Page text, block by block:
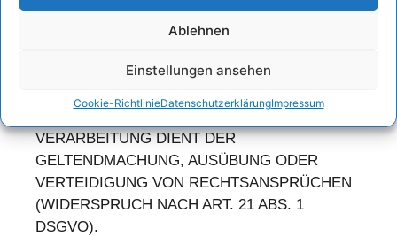
Ablehnen
Einstellungen ansehen
Cookie-RichtlinieDatenschutzerklärungImpressum
VERARBEITEN, ES SEI DENN, WIR KÖNNEN
FÜR DIE VERARBEITUNG NACHWEISEN, DIE
VERARBEITUNG DIENT DER
GELTENDMACHUNG, AUSÜBUNG ODER
VERTEIDIGUNG VON RECHTSANSPRÜCHEN
(WIDERSPRUCH NACH ART. 21 ABS. 1
DSGVO).